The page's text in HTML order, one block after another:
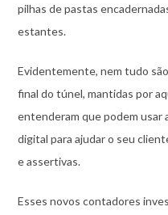
pilhas de pastas
estantes.
Evidentemente, nem tudo
final do túnel, mantidas por
entenderam que podem usar
digital para ajudar o seu
e assertivas.
Esses novos contadores